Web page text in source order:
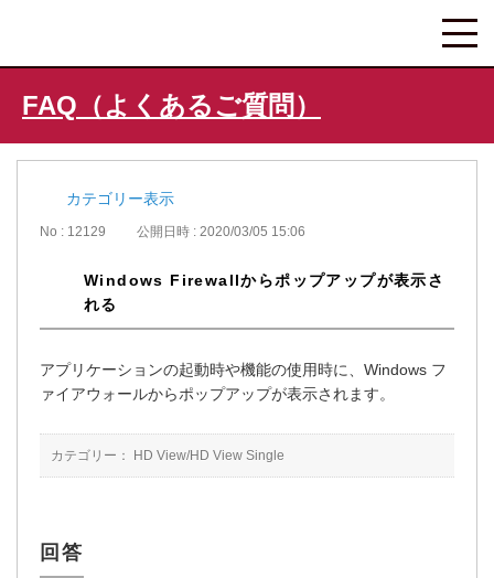
FAQ（よくあるご質問）
カテゴリー表示
No : 12129 公開日時 : 2020/03/05 15:06
Windows Firewallからポップアップが表示さ
れる
アプリケーションの起動時や機能の使用時に、Windows フ
ァイアウォールからポップアップが表示されます。
カテゴリー： HD View/HD View Single